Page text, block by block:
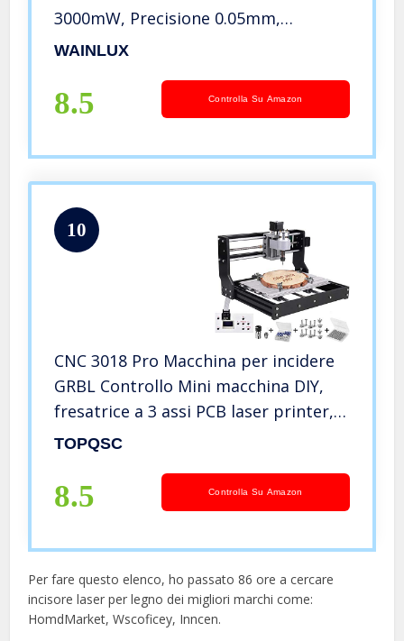
3000mW, Precisione 0.05mm,
Connessione BT, Controllo
Per Legno, Pelle, Arte Fai-Da-Te
WAINLUX
8.5 Controlla Su Amazon
10
CNC 3018 Pro Macchina per incidere
GRBL Controllo Mini macchina DIY,
fresatrice a 3 assi PCB laser printer,
incisore router di legno con
TOPQSC
8.5 Controlla Su Amazon
Per fare questo elenco, ho passato 86 ore a cercare
incisore laser per legno dei migliori marchi come:
HomdMarket, Wscoficey, Inncen.